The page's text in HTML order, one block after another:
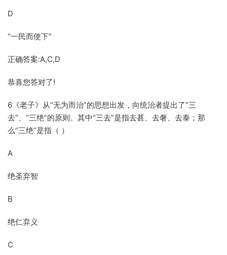
D
“一民而使下”
正确答案:A,C,D
恭喜您答对了!
6《老子》从“无为而治”的思想出发，向统治者提出了“三
去”、“三绝”的原则。其中“三去”是指去甚、去奢、去泰；那
么“三绝”是指（ ）
A
绝圣弃智
B
绝仁弃义
C